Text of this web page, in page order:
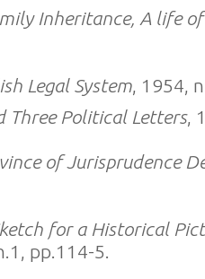
Inheritance, A life
Legal System, 1954,
Three Political Letters,
of Jurisprudence
for a Historical
pp.114-5.